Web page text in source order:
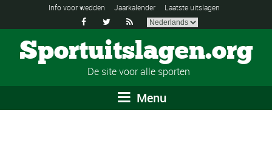
Info voor wedden Jaarkalender Laatste uitslagen
  
Sportuitslagen.org
De site voor alle sporten
Menu